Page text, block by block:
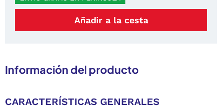
Añadir a la cesta
Información del producto
CARACTERÍSTICAS GENERALES